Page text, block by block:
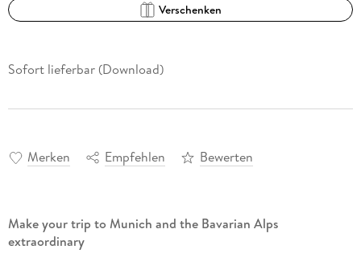
Verschenken
Sofort lieferbar (Download)
Merken Empfehlen Bewerten
Make your trip to Munich and the Bavarian Alps
extraordinary